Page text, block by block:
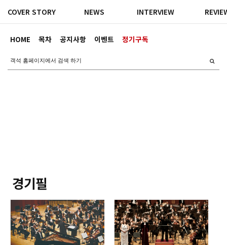
HOME 목차 공지사항 이벤트 정기구독
COVER STORY NEWS INTERVIEW
경기필